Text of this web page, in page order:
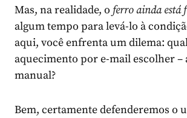
Mas, na realidade, o ferro ainda está
algum tempo para levá-lo à
aqui, você enfrenta um dilema:
aquecimento por e-mail escolher –
manual?
Bem, certamente defenderemos o